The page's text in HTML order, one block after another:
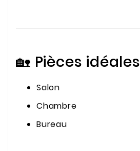
🏡 Pièces idéales
Salon
Chambre
Bureau